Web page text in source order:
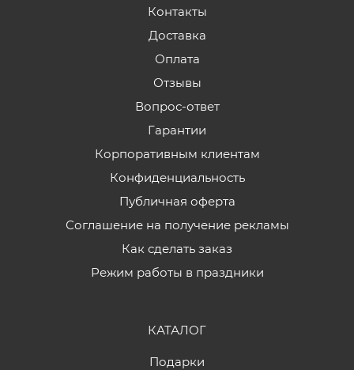
Контакты
Доставка
Оплата
Отзывы
Вопрос-ответ
Гарантии
Корпоративным клиентам
Конфиденциальность
Публичная оферта
Соглашение на получение рекламы
Как сделать заказ
Режим работы в праздники
КАТАЛОГ
Подарки